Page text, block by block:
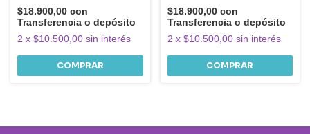
$18.900,00 con
Transferencia o depósito
2 x $10.500,00 sin interés
COMPRAR
$18.900,00 con
Transferencia o depósito
2 x $10.500,00 sin interés
COMPRAR